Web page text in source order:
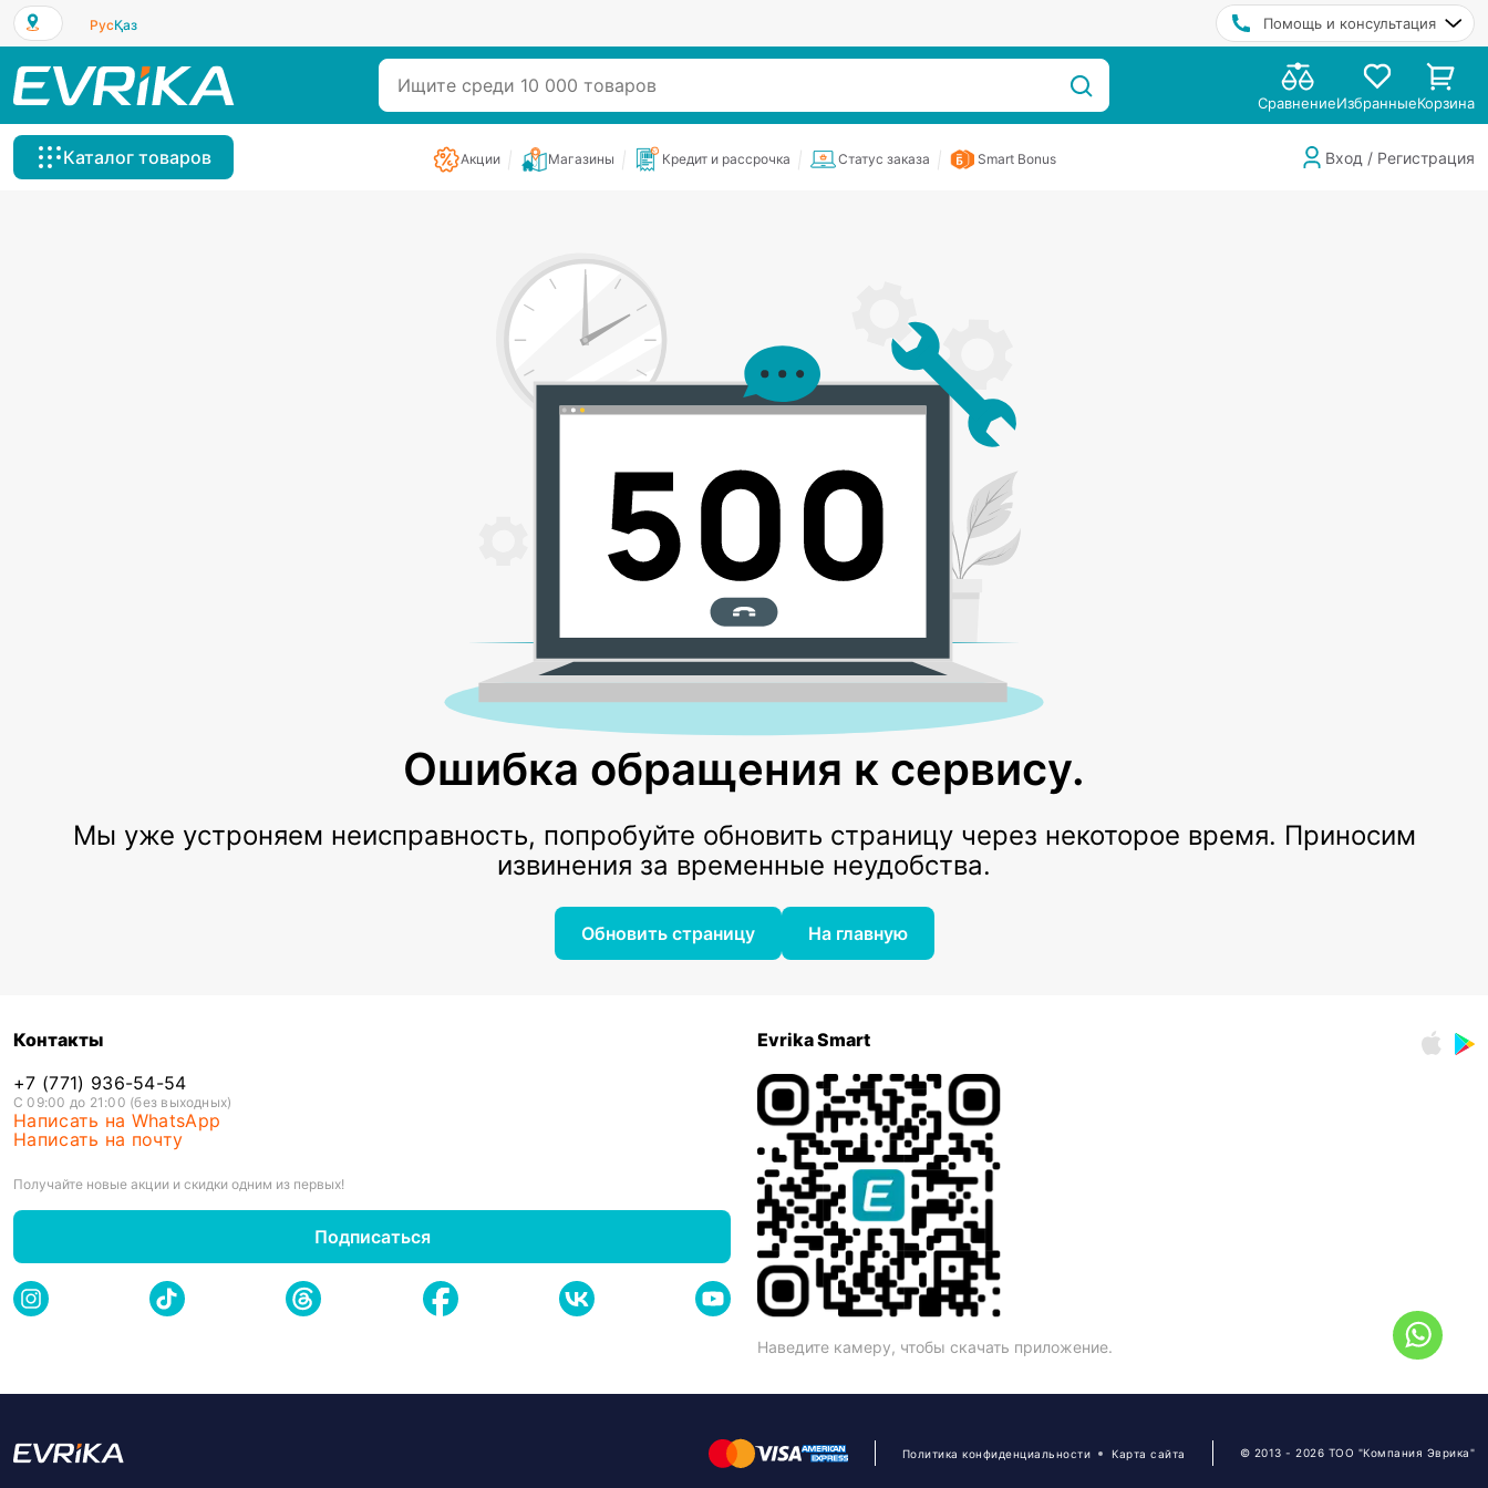
РусҚаз Помощь и консультация
СравнениеИзбранныеКорзина
Каталог товаров Акции Магазины Кредит и рассрочка Статус заказа Smart Bonus Вход / Регистрация
Ошибка обращения к сервису.
Мы уже устроняем неисправность, попробуйте обновить страницу через некоторое время. Приносим
извинения за временные неудобства.
Обновить страницу На главную
Контакты
+7 (771) 936-54-54
С 09:00 до 21:00 (без выходных)
Написать на WhatsApp
Написать на почту
Получайте новые акции и скидки одним из первых!
Подписаться
Evrika Smart
Наведите камеру, чтобы скачать приложение.
Политика конфиденциальности Карта сайта © 2013 - 2026 ТОО "Компания Эврика"